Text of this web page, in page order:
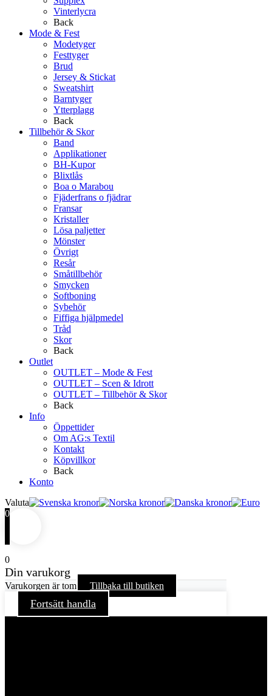
Vinterlycra
Back
Mode & Fest
Modetyger
Festtyger
Brud
Jersey & Stickat
Sweatshirt
Barntyger
Ytterplagg
Back
Tillbehör & Skor
Band
Applikationer
BH-Kupor
Blixtlås
Boa o Marabou
Fjäderfrans o fjädrar
Fransar
Kristaller
Lösa paljetter
Mönster
Övrigt
Resår
Småtillbehör
Smycken
Softboning
Sybehör
Fiffiga hjälpmedel
Tråd
Skor
Back
Outlet
OUTLET – Mode & Fest
OUTLET – Scen & Idrott
OUTLET – Tillbehör & Skor
Back
Info
Öppettider
Om AG:s Textil
Kontakt
Köpvillkor
Back
Konto
Valuta
0
0
Din varukorg
Varukorgen är tom Tillbaka till butiken
Fortsätt handla